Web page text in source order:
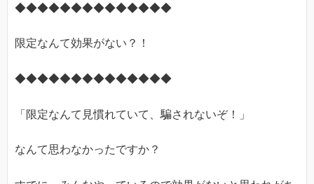
◆◆◆◆◆◆◆◆◆◆◆◆◆◆
限定なんて効果がない？！
◆◆◆◆◆◆◆◆◆◆◆◆◆◆
「限定なんて見慣れていて、騙されないぞ！」
なんて思わなかったですか？